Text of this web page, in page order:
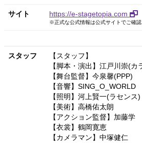
サイト https://e-stagetopia.com
※正式な公式情報は公式サイトでご確認
スタッフ
【スタッフ】
【脚本・演出】江戸川崇(カ
【舞台監督】今泉馨(PPP)
【音響】SING_O_WORLD
【照明】河上賢一(ラセンス)
【美術】高橋佑太朗
【アクション監督】加藤学
【衣裳】鶴岡寛恵
【カメラマン】中塚健仁